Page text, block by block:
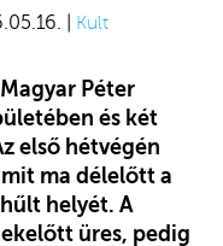
| Kult
Péter
és két
első hétvégén
ma délelőtt a
helyét. A
üres, pedig